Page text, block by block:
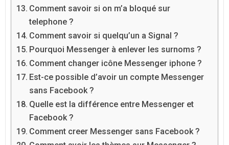
Comment savoir si on m’a bloqué sur
telephone ?
Comment savoir si quelqu’un a Signal ?
Pourquoi Messenger à enlever les surnoms ?
Comment changer icône Messenger iphone ?
Est-ce possible d’avoir un compte Messenger
sans Facebook ?
Quelle est la différence entre Messenger et
Facebook ?
Comment creer Messenger sans Facebook ?